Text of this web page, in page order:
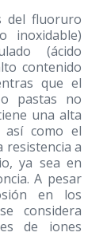
del fluoruro
inoxidable)
(ácido
contenido
que el
pastas no
una alta
como el
resistencia a
ya sea en
A pesar
en los
considera
de iones